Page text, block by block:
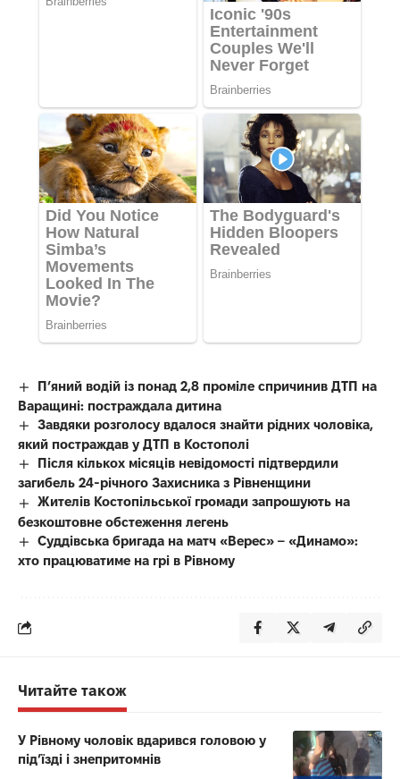
П’яний водій із понад 2,8 проміле спричинив ДТП на
Варащині: постраждала дитина
Завдяки розголосу вдалося знайти рідних чоловіка,
який постраждав у ДТП в Костополі
Після кількох місяців невідомості підтвердили
загибель 24-річного Захисника з Рівненщини
Жителів Костопільської громади запрошують на
безкоштовне обстеження легень
Суддівська бригада на матч «Верес» – «Динамо»:
хто працюватиме на грі в Рівному
Читайте також
У Рівному чоловік вдарився головою у
під’їзді і знепритомнів